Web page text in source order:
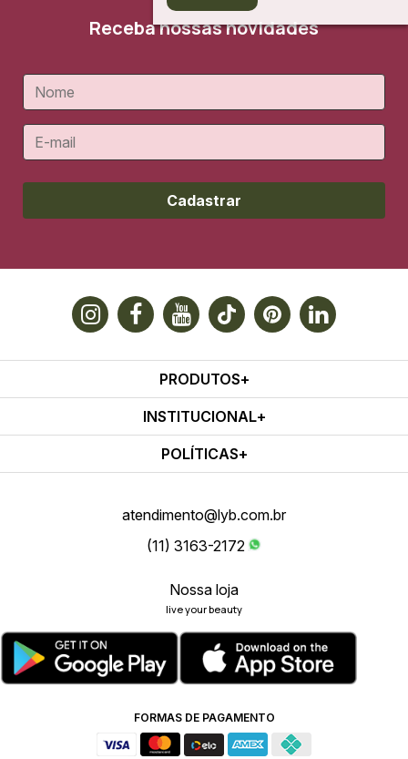
Receba nossas novidades
Cadastrar
PRODUTOS
INSTITUCIONAL
POLÍTICAS
atendimento@lyb.com.br
(11) 3163-2172
Nossa loja
live your beauty
FORMAS DE PAGAMENTO